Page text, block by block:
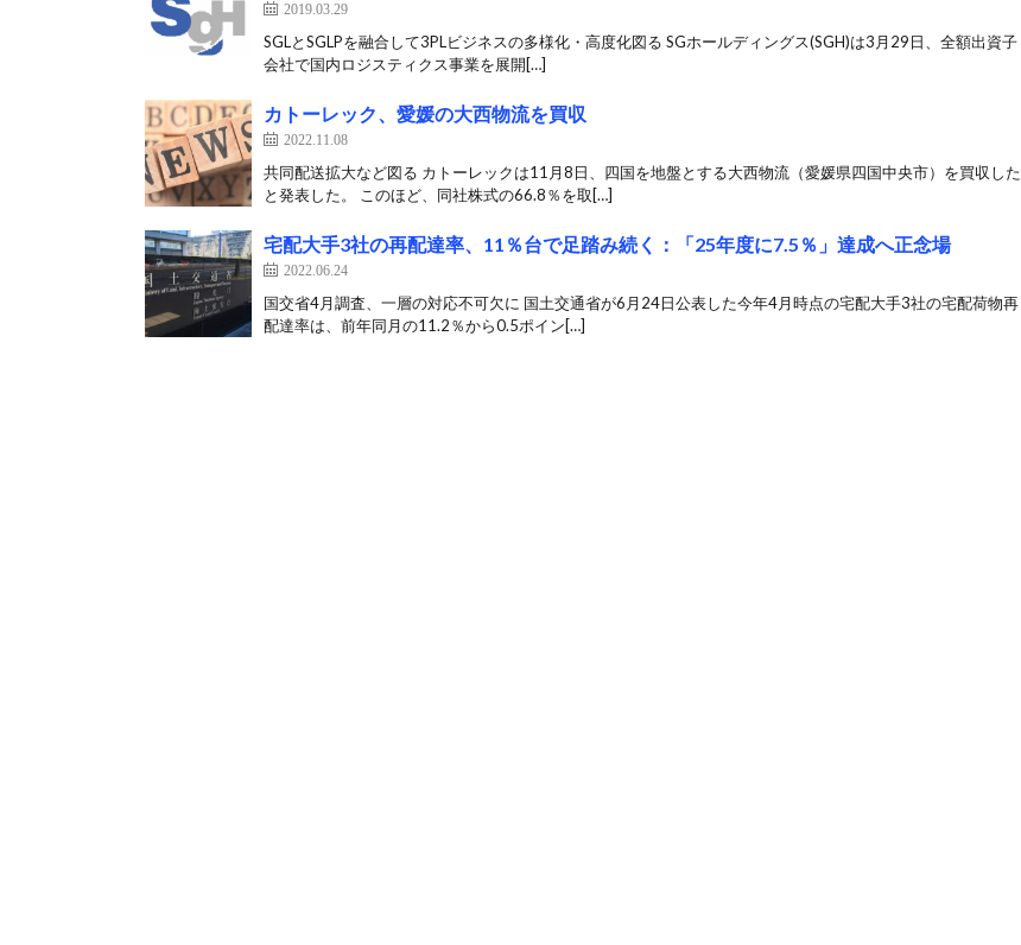
2019.03.29
SGLとSGLPを融合して3PLビジネスの多様化・高度化図る SGホールディングス(SGH)は3月29日、全額出資子
会社で国内ロジスティクス事業を展開[…]
カトーレック、愛媛の大西物流を買収
2022.11.08
共同配送拡大など図る カトーレックは11月8日、四国を地盤とする大西物流（愛媛県四国中央市）を買収した
と発表した。 このほど、同社株式の66.8％を取[…]
宅配大手3社の再配達率、11％台で足踏み続く：「25年度に7.5％」達成へ正念場
2022.06.24
国交省4月調査、一層の対応不可欠に 国土交通省が6月24日公表した今年4月時点の宅配大手3社の宅配荷物再
配達率は、前年同月の11.2％から0.5ポイン[…]